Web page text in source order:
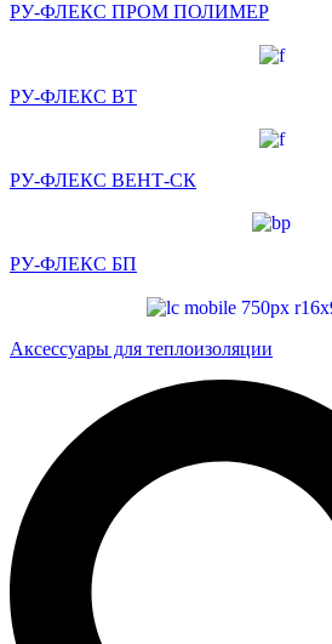
РУ-ФЛЕКС ПРОМ ПОЛИМЕР
РУ-ФЛЕКС ВТ
РУ-ФЛЕКС ВЕНТ-СК
РУ-ФЛЕКС БП
Аксессуары для теплоизоляции